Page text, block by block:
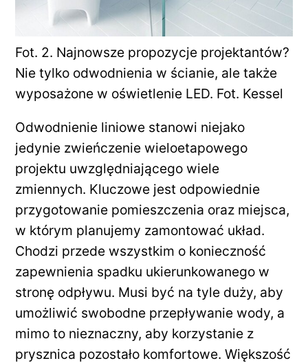
Fot. 2. Najnowsze propozycje projektantów?
Nie tylko odwodnienia w ścianie, ale także
wyposażone w oświetlenie LED. Fot. Kessel
Odwodnienie liniowe stanowi niejako
jedynie zwieńczenie wieloetapowego
projektu uwzględniającego wiele
zmiennych. Kluczowe jest odpowiednie
przygotowanie pomieszczenia oraz miejsca,
w którym planujemy zamontować układ.
Chodzi przede wszystkim o konieczność
zapewnienia spadku ukierunkowanego w
stronę odpływu. Musi być na tyle duży, aby
umożliwić swobodne przepływanie wody, a
mimo to nieznaczny, aby korzystanie z
prysznica pozostało komfortowe. Większość